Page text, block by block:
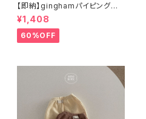
【即納】ginghamパイピングロ
ンパース
¥1,408
60%OFF